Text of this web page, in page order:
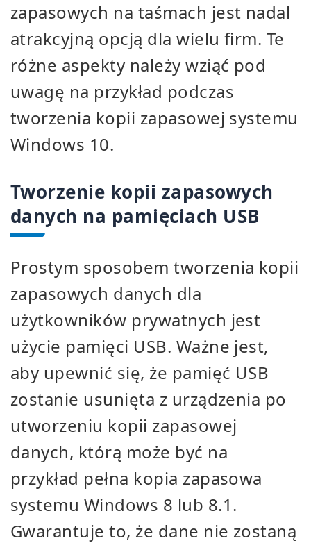
zapasowych na taśmach jest nadal
atrakcyjną opcją dla wielu firm. Te
różne aspekty należy wziąć pod
uwagę na przykład podczas
tworzenia kopii zapasowej systemu
Windows 10.
Tworzenie kopii zapasowych
danych na pamięciach USB
Prostym sposobem tworzenia kopii
zapasowych danych dla
użytkowników prywatnych jest
użycie pamięci USB. Ważne jest,
aby upewnić się, że pamięć USB
zostanie usunięta z urządzenia po
utworzeniu kopii zapasowej
danych, którą może być na
przykład pełna kopia zapasowa
systemu Windows 8 lub 8.1.
Gwarantuje to, że dane nie zostaną